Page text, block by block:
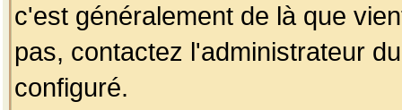
c'est généralement de là que
pas, contactez l'administrateur
configuré.